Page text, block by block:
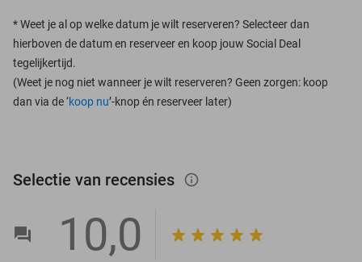
*Weet je al op welke datum je wilt reserveren? Selecteer dan
hierboven de datum en reserveer en koop jouw Social Deal
tegelijkertijd.
(Weet je nog niet wanneer je wilt reserveren? Geen zorgen: koop
dan via de ‘koop nu’-knop én reserveer later)
Selectie van recensies info_outlined
10,0